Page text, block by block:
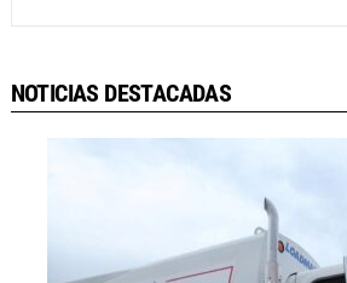
NOTICIAS DESTACADAS